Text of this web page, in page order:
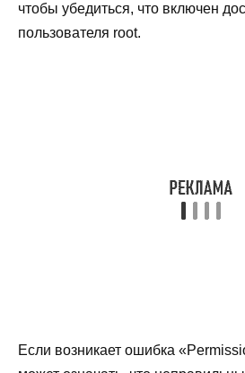
чтобы убедиться, что включен
пользователя root.
Если возникает ошибка